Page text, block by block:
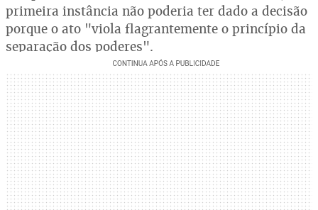
primeira instância não poderia ter dado a decisão
porque o ato "viola flagrantemente o princípio da
separação dos poderes".